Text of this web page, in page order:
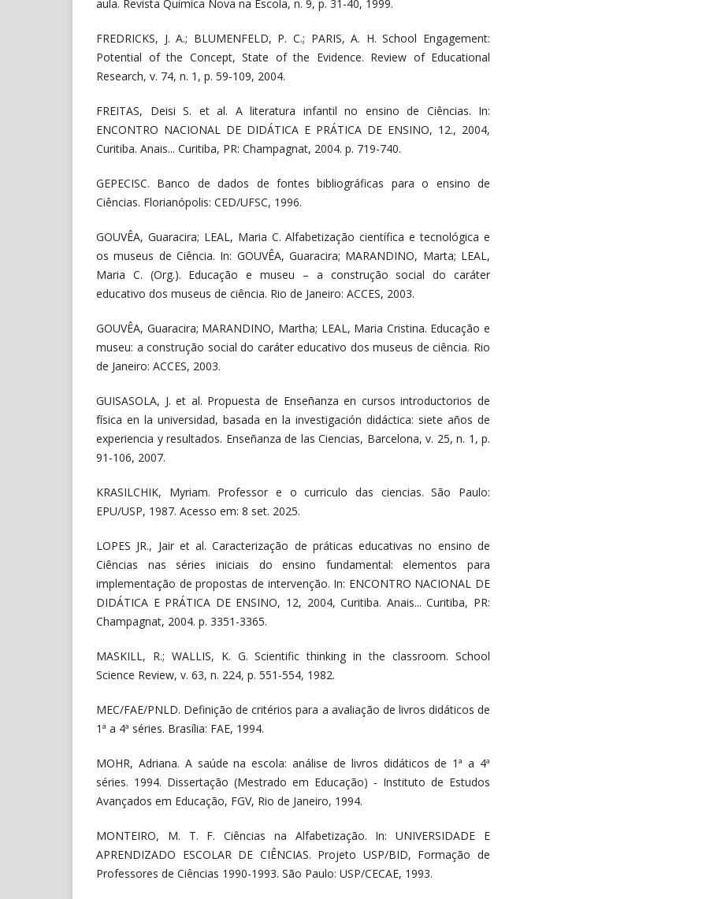
aula. Revista Química Nova na Escola, n. 9, p. 31-40, 1999.
FREDRICKS, J. A.; BLUMENFELD, P. C.; PARIS, A. H. School Engagement:
Potential of the Concept, State of the Evidence. Review of Educational
Research, v. 74, n. 1, p. 59-109, 2004.
FREITAS, Deisi S. et al. A literatura infantil no ensino de Ciências. In:
ENCONTRO NACIONAL DE DIDÁTICA E PRÁTICA DE ENSINO, 12., 2004,
Curitiba. Anais... Curitiba, PR: Champagnat, 2004. p. 719-740.
GEPECISC. Banco de dados de fontes bibliográficas para o ensino de
Ciências. Florianópolis: CED/UFSC, 1996.
GOUVÊA, Guaracira; LEAL, Maria C. Alfabetização científica e tecnológica e
os museus de Ciência. In: GOUVÊA, Guaracira; MARANDINO, Marta; LEAL,
Maria C. (Org.). Educação e museu – a construção social do caráter
educativo dos museus de ciência. Rio de Janeiro: ACCES, 2003.
GOUVÊA, Guaracira; MARANDINO, Martha; LEAL, Maria Cristina. Educação e
museu: a construção social do caráter educativo dos museus de ciência. Rio
de Janeiro: ACCES, 2003.
GUISASOLA, J. et al. Propuesta de Enseñanza en cursos introductorios de
física en la universidad, basada en la investigación didáctica: siete años de
experiencia y resultados. Enseñanza de las Ciencias, Barcelona, v. 25, n. 1, p.
91-106, 2007.
KRASILCHIK, Myriam. Professor e o curriculo das ciencias. São Paulo:
EPU/USP, 1987. Acesso em: 8 set. 2025.
LOPES JR., Jair et al. Caracterização de práticas educativas no ensino de
Ciências nas séries iniciais do ensino fundamental: elementos para
implementação de propostas de intervenção. In: ENCONTRO NACIONAL DE
DIDÁTICA E PRÁTICA DE ENSINO, 12, 2004, Curitiba. Anais... Curitiba, PR:
Champagnat, 2004. p. 3351-3365.
MASKILL, R.; WALLIS, K. G. Scientific thinking in the classroom. School
Science Review, v. 63, n. 224, p. 551-554, 1982.
MEC/FAE/PNLD. Definição de critérios para a avaliação de livros didáticos de
1ª a 4ª séries. Brasília: FAE, 1994.
MOHR, Adriana. A saúde na escola: análise de livros didáticos de 1ª a 4ª
séries. 1994. Dissertação (Mestrado em Educação) - Instituto de Estudos
Avançados em Educação, FGV, Rio de Janeiro, 1994.
MONTEIRO, M. T. F. Ciências na Alfabetização. In: UNIVERSIDADE E
APRENDIZADO ESCOLAR DE CIÊNCIAS. Projeto USP/BID, Formação de
Professores de Ciências 1990-1993. São Paulo: USP/CECAE, 1993.